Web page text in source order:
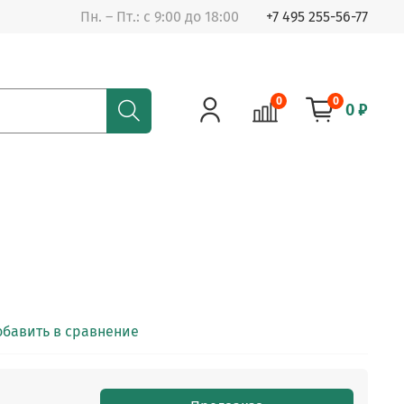
Пн. – Пт.: с 9:00 до 18:00 +7 495 255-56-77
0 0 0 ₽
в сравнение